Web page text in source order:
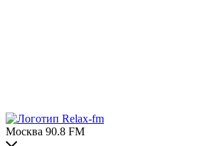
Москва 90.8 FM